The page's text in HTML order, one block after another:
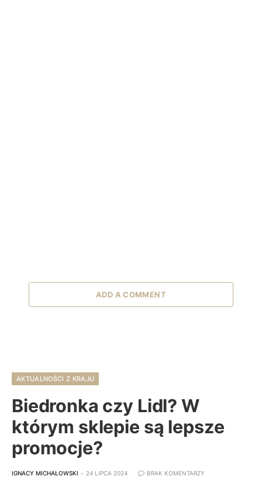
ADD A COMMENT
AKTUALNOŚCI Z KRAJU
Biedronka czy Lidl? W
którym sklepie są lepsze
promocje?
IGNACY MICHAŁOWSKI 24 LIPCA 2024 BRAK KOMENTARZY